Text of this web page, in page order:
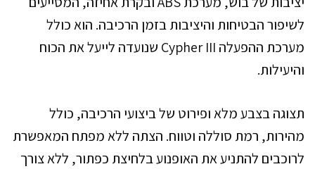
לשיפור הבטיחות והיציבות בזמן הרכיבה. הוא כולל
מערכת ההפעלה Cypher III שנועדה לייעל את הכוח
והיעילות.
תצוגה בצבע מלא ופירוט של ביצועי הרכיבה, כולל
מהירות, רמת סוללה וטווח. הצתה ללא מפתח המאפשרת
לרוכבים להתניע את האופנוע בלחיצת כפתור, ללא צורך